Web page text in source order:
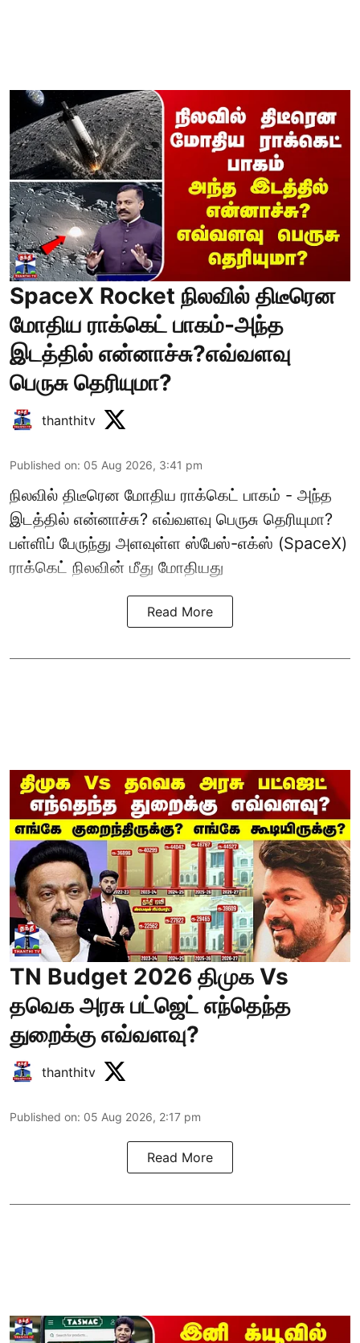
SpaceX Rocket நிலவில் திடீரென
மோதிய ராக்கெட் பாகம்-அந்த
இடத்தில் என்னாச்சு?எவ்வளவு
பெருசு தெரியுமா?
thanthitv
Published on: 05 Aug 2026, 3:41 pm
நிலவில் திடீரென மோதிய ராக்கெட் பாகம் - அந்த
இடத்தில் என்னாச்சு? எவ்வளவு பெருசு தெரியுமா?
பள்ளிப் பேருந்து அளவுள்ள ஸ்பேஸ்-எக்ஸ் (SpaceX)
ராக்கெட் நிலவின் மீது மோதியது
Read More
TN Budget 2026 திமுக Vs
தவெக அரசு பட்ஜெட் எந்தெந்த
துறைக்கு எவ்வளவு?
thanthitv
Published on: 05 Aug 2026, 2:17 pm
Read More